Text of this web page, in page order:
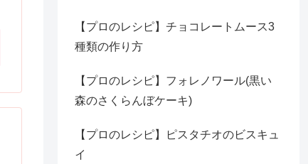
【プロのレシピ】チョコレートムース3
種類の作り方
【プロのレシピ】フォレノワール(黒い
森のさくらんぼケーキ)
【プロのレシピ】ピスタチオのビスキュ
イ